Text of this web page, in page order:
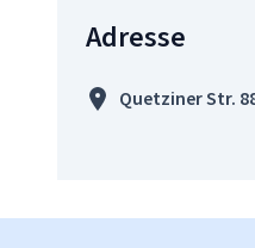
Adresse
Quetziner Str.